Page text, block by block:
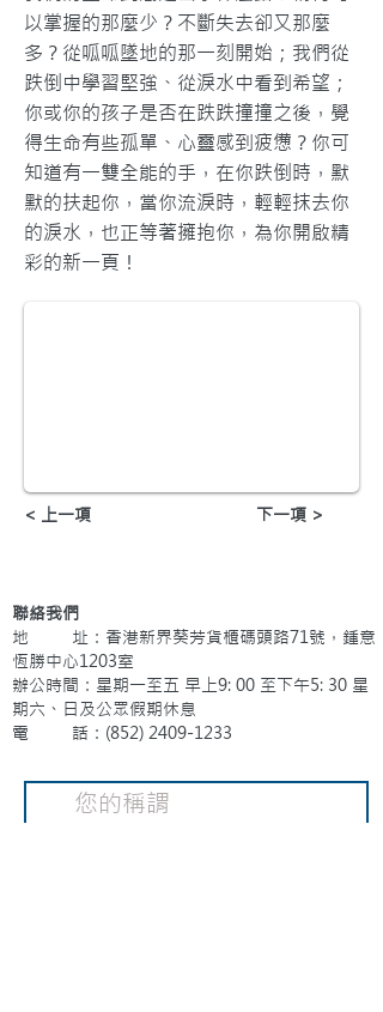
以掌握的那麼少？不斷失去卻又那麼
多？從呱呱墜地的那一刻開始；我們從
跌倒中學習堅強、從淚水中看到希望；
你或你的孩子是否在跌跌撞撞之後，覺
得生命有些孤單、心靈感到疲憊？你可
知道有一雙全能的手，在你跌倒時，默
默的扶起你，當你流淚時，輕輕抹去你
的淚水，也正等著擁抱你，為你開啟精
彩的新一頁！
< 上一項 下一項 >
聯絡我們
地 址：香港新界葵芳貨櫃碼頭路71號，鍾意
恆勝中心1203室
辦公時間：星期一至五 早上9: 00 至下午5: 30 星
期六、日及公眾假期休息
電 話：(852) 2409-1233